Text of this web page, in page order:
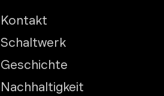
Kontakt
Schaltwerk
Geschichte
Nachhaltigkeit